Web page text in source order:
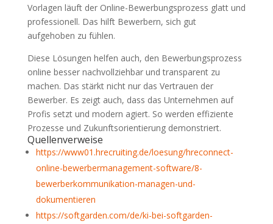
Vorlagen läuft der Online-Bewerbungsprozess glatt und
professionell. Das hilft Bewerbern, sich gut
aufgehoben zu fühlen.
Diese Lösungen helfen auch, den Bewerbungsprozess
online besser nachvollziehbar und transparent zu
machen. Das stärkt nicht nur das Vertrauen der
Bewerber. Es zeigt auch, dass das Unternehmen auf
Profis setzt und modern agiert. So werden effiziente
Prozesse und Zukunftsorientierung demonstriert.
Quellenverweise
https://www01.hrecruiting.de/loesung/hreconnect-
online-bewerbermanagement-software/8-
bewerberkommunikation-managen-und-
dokumentieren
https://softgarden.com/de/ki-bei-softgarden-